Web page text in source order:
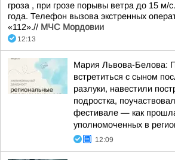
гроза , при грозе порывы ветра до 15 м/
года. Телефон вызова экстренных
«112».// МЧС Мордовии
12:13
Мария Львова-Белова:
встретиться с сыном
разлуки, навестили
подростка,
фестивале — как
уполномоченных в
12:09